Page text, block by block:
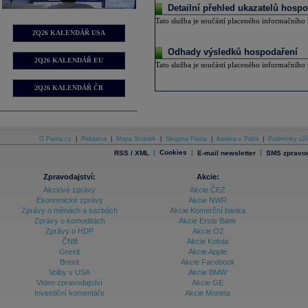
2Q26 KALENDÁŘ USA
2Q26 KALENDÁŘ EU
2Q26 KALENDÁŘ ČR
Detailní přehled ukazatelů
Tato služba je součástí placeného
Odhady výsledků hospodaření
Tato služba je součástí placeného
O Patria.cz Reklama Mapa Stránek Skupina Patria Kariéra v Patrii Podmínky
RSS / XML | Cookies | E-mail newsletter | SMS
Zpravodajství:
Akciové zprávy
Ekonomické zprávy
Zprávy o měnách a sazbách
Zprávy o komoditách
Zprávy o HDP
ČNB
Grexit
Brexit
Volby v USA
Video zpravodajství
Investiční komentáře
Akcie:
Akcie ČEZ
Akcie NWR
Akcie Komerční banka
Akcie Erste Bank
Akcie O2
Akcie Kofola
Akcie Apple
Akcie Facebook
Akcie BMW
Akcie GE
Akcie Moneta